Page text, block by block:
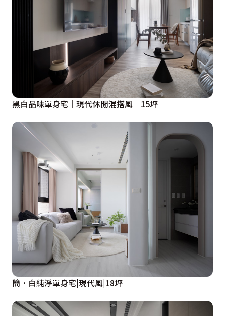
黑白品味單身宅│現代休閒混搭風│15坪
簡．白純淨單身宅|現代風|18坪